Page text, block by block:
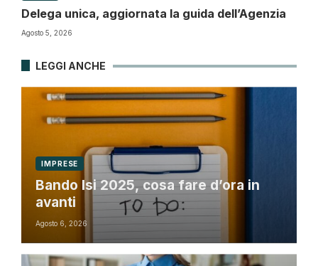
Delega unica, aggiornata la guida dell’Agenzia
Agosto 5, 2026
LEGGI ANCHE
IMPRESE
Bando Isi 2025, cosa fare d’ora in
avanti
Agosto 6, 2026